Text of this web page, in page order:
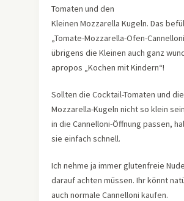
Tomaten und den
Kleinen Mozzarella Kugeln. Das
„Tomate-Mozzarella-Ofen-
übrigens die Kleinen auch ganz
apropos „Kochen mit Kindern“!
Sollten die Cocktail-Tomaten und die
Mozzarella-Kugeln nicht so klein
in die Cannelloni-Öffnung passen,
sie einfach schnell.
Ich nehme ja immer glutenfreie
darauf achten müssen. Ihr könnt
auch normale Cannelloni kaufen.